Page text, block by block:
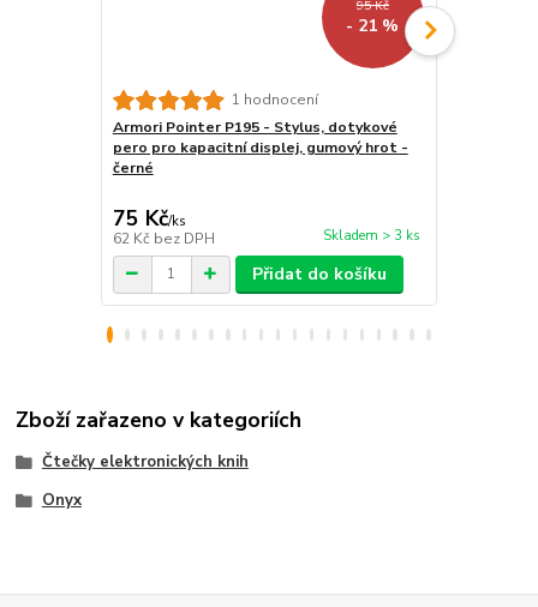
95 Kč
- 21 %
1 hodnocení
Armori Pointer P195 - Stylus, dotykové
pero pro kapacitní displej, gumový hrot -
černé
75 Kč/ks
62 Kč bez DPH Skladem > 3 ks
Přidat do košíku
Zboží zařazeno v kategoriích
Čtečky elektronických knih
Onyx